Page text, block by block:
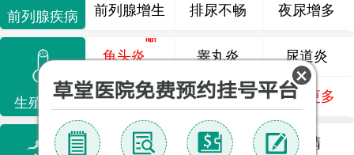
前列腺疾病 前列腺增生 排尿不畅 夜尿增多
生殖感染
龟头炎 睾丸炎 尿道炎
尿相关 泌尿感染 了解更多
死精 少精 弱精